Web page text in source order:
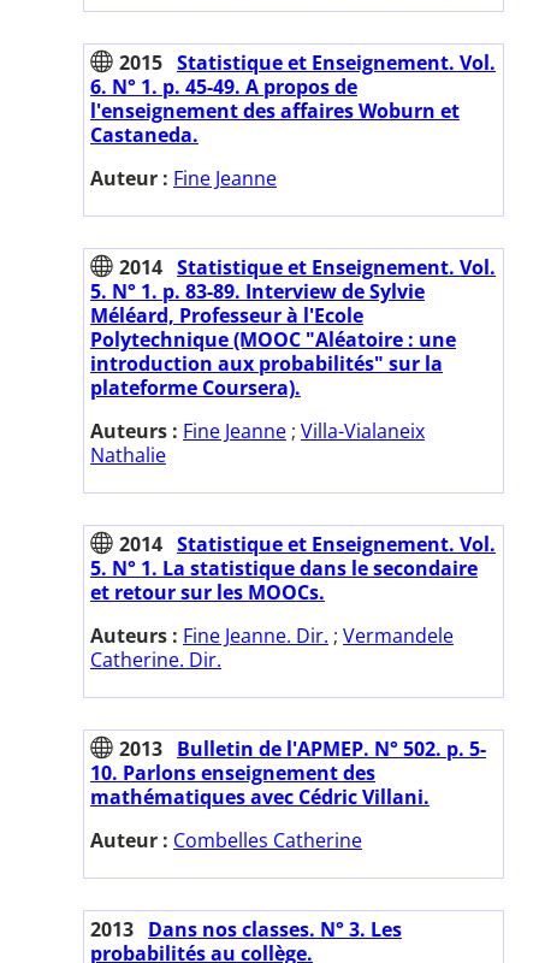
2015 Statistique et Enseignement. Vol.
6. N° 1. p. 45-49. A propos de
l'enseignement des affaires Woburn et
Castaneda.
Auteur : Fine Jeanne
2014 Statistique et Enseignement. Vol.
5. N° 1. p. 83-89. Interview de Sylvie
Méléard, Professeur à l'Ecole
Polytechnique (MOOC "Aléatoire : une
introduction aux probabilités" sur la
plateforme Coursera).
Auteurs : Fine Jeanne ; Villa-Vialaneix
Nathalie
2014 Statistique et Enseignement. Vol.
5. N° 1. La statistique dans le secondaire
et retour sur les MOOCs.
Auteurs : Fine Jeanne. Dir. ; Vermandele
Catherine. Dir.
2013 Bulletin de l'APMEP. N° 502. p. 5-
10. Parlons enseignement des
mathématiques avec Cédric Villani.
Auteur : Combelles Catherine
2013 Dans nos classes. N° 3. Les
probabilités au collège.